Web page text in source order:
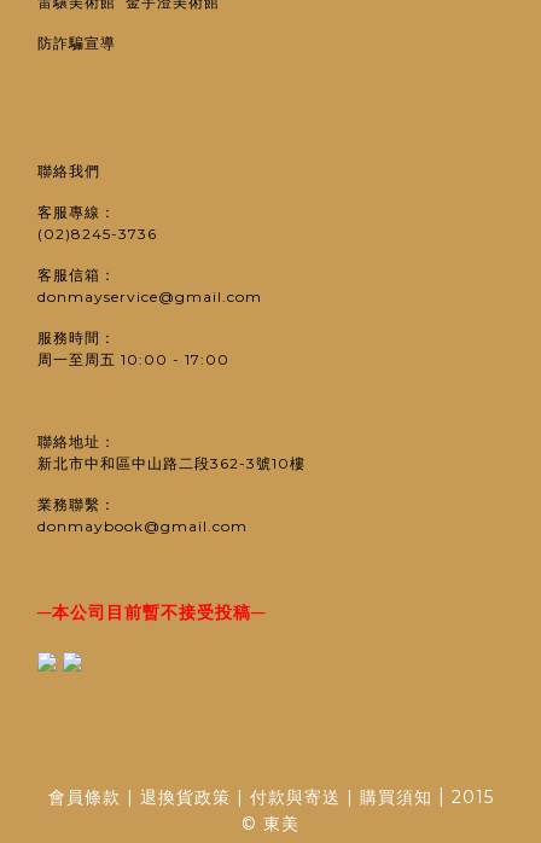
防詐騙宣導
聯絡我們
客服專線：
(02)8245-3736
客服信箱：
donmayservice@gmail.com
服務時間：
周一至周五 10:00 - 17:00
聯絡地址：
新北市中和區中山路二段362-3號10樓
業務聯繫：
donmaybook@gmail.com
─本公司目前暫不接受投稿─
會員條款 | 退換貨政策 | 付款與寄送 | 購買須知
2015
© 東美